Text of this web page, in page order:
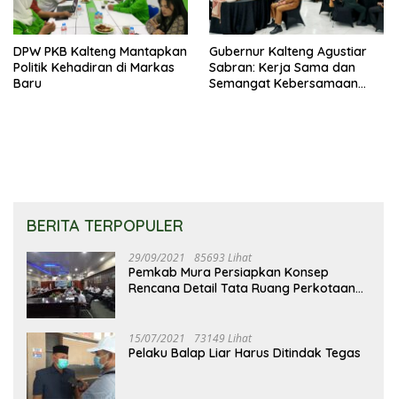
DPW PKB Kalteng Mantapkan
Politik Kehadiran di Markas
Baru
Gubernur Kalteng Agustiar
Sabran: Kerja Sama dan
Semangat Kebersamaan
BERITA TERPOPULER
29/09/2021 85693 Lihat
Pemkab Mura Persiapkan Konsep
Rencana Detail Tata Ruang Perkotaan
15/07/2021 73149 Lihat
Pelaku Balap Liar Harus Ditindak Tegas